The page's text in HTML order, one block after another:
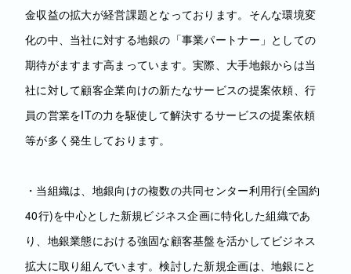
金収益の拡大が経営課題となっております。そんな環境変
化の中、当社に対する地銀の「事業パートナー」としての
期待がますます高まっています。実際、大手地銀からは当
社に対して顧客企業向けの新たなサービスの提案依頼、行
員の営業をITの力を駆使して解決するサービスの提案依頼
等が多く発生しております。
・当組織は、地銀向けの複数の共同センター利用行(全国約
40行)を中心とした新規ビジネス企画に特化した組織であ
り、地銀業態における強固な顧客基盤を活かしてビジネス
拡大に取り組んでいます。検討した新規企画は、地銀にと